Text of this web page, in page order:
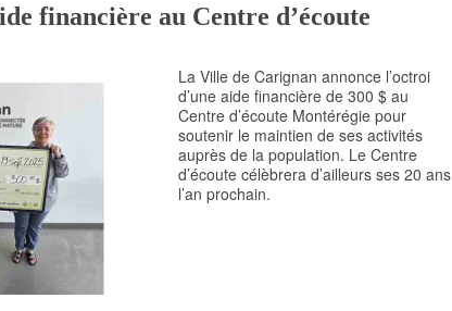
financière au Centre d’écoute
La Ville de Carignan annonce l’octroi
d’une aide financière de 300 $ au
Centre d’écoute Montérégie pour
soutenir le maintien de ses activités
auprès de la population. Le Centre
d’écoute célèbrera d’ailleurs ses 20 ans
l’an prochain.